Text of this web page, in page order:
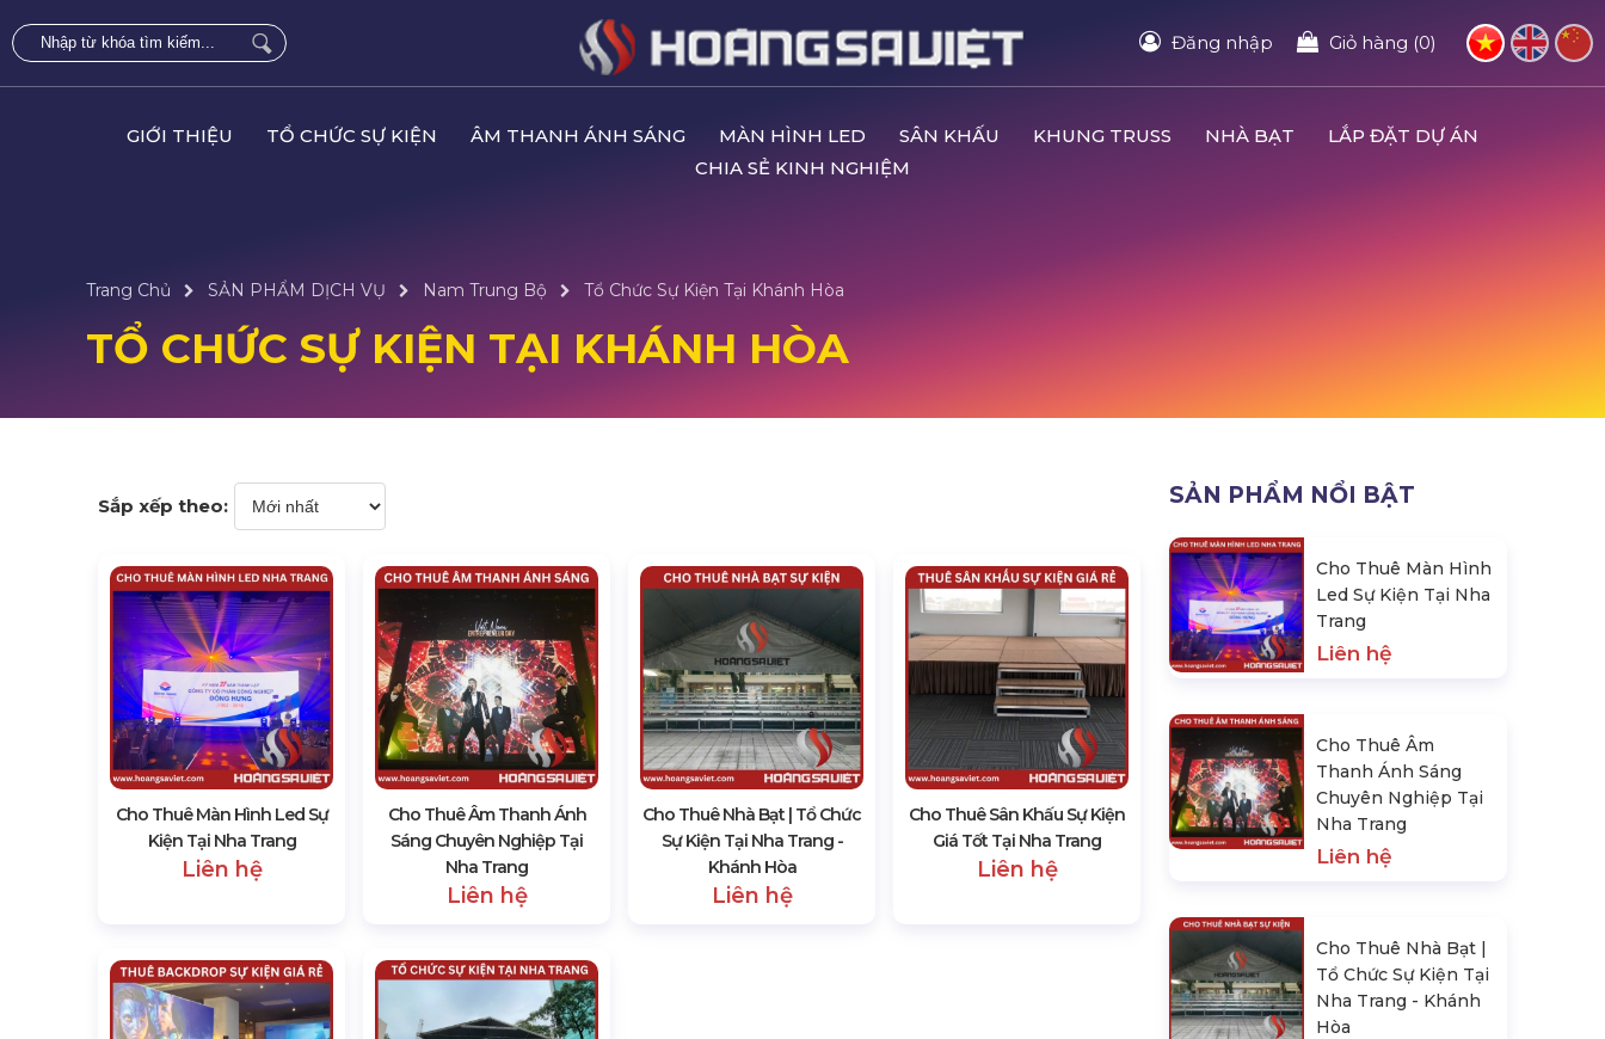
Đăng nhập Giỏ hàng (0)
GIỚI THIỆU TỔ CHỨC SỰ KIỆN ÂM THANH ÁNH SÁNG MÀN HÌNH LED SÂN KHẤU KHUNG TRUSS NHÀ BẠT
LẮP ĐẶT DỰ ÁN
CHIA SẺ KINH NGHIỆM
Trang Chủ SẢN PHẨM DỊCH VỤ Nam Trung Bộ Tổ Chức Sự Kiện Tại Khánh Hòa
TỔ CHỨC SỰ KIỆN TẠI KHÁNH HÒA
Sắp xếp theo:
Cho Thuê Màn Hình Led Sự
Kiện Tại Nha Trang
Liên hệ
Cho Thuê Âm Thanh Ánh
Sáng Chuyên Nghiệp Tại
Nha Trang
Liên hệ
Cho Thuê Nhà Bạt | Tổ Chức
Sự Kiện Tại Nha Trang -
Khánh Hòa
Liên hệ
Cho Thuê Sân Khấu Sự Kiện
Giá Tốt Tại Nha Trang
Liên hệ
SẢN PHẨM NỔI BẬT
Cho Thuê Màn Hình
Led Sự Kiện Tại Nha
Trang
Liên hệ
Cho Thuê Âm
Thanh Ánh Sáng
Chuyên Nghiệp Tại
Nha Trang
Liên hệ
Cho Thuê Nhà Bạt |
Tổ Chức Sự Kiện Tại
Nha Trang - Khánh
Hòa